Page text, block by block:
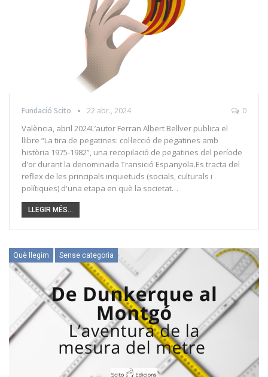
Fundació Scito 22 abr., 2024 0
València, abril 2024L’autor Ferran Albert Bellver publica el
llibre “La tira de pegatines: col·lecció de pegatines amb
història 1975-1982”, una recopilació de pegatines del període
d'or durant la denominada Transició Espanyola.Es tracta del
reflex de les principals inquietuds (socials, culturals i
polítiques) d'una etapa en què la societat…
LLEGIR MÉS...
Què llegim Sense categoria